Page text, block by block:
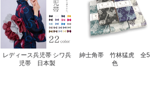
レディース兵児帯 シワ兵
児帯 日本製
紳士角帯 竹林猛虎 全5
色